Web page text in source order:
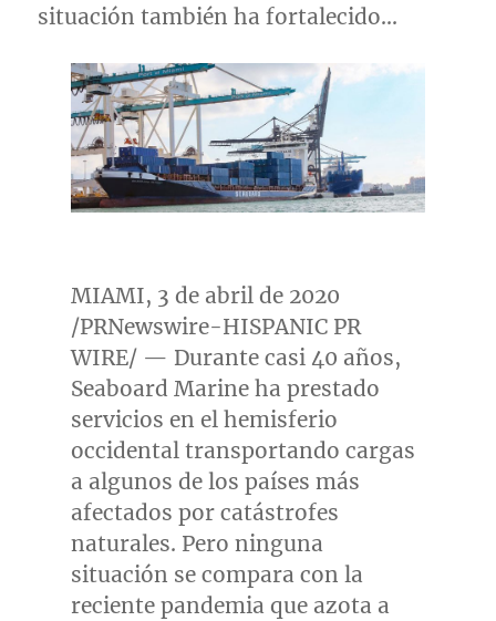
situación también ha fortalecido…
MIAMI, 3 de abril de 2020
/PRNewswire-HISPANIC PR
WIRE/ — Durante casi 40 años,
Seaboard Marine ha prestado
servicios en el hemisferio
occidental transportando cargas
a algunos de los países más
afectados por catástrofes
naturales. Pero ninguna
situación se compara con la
reciente pandemia que azota a